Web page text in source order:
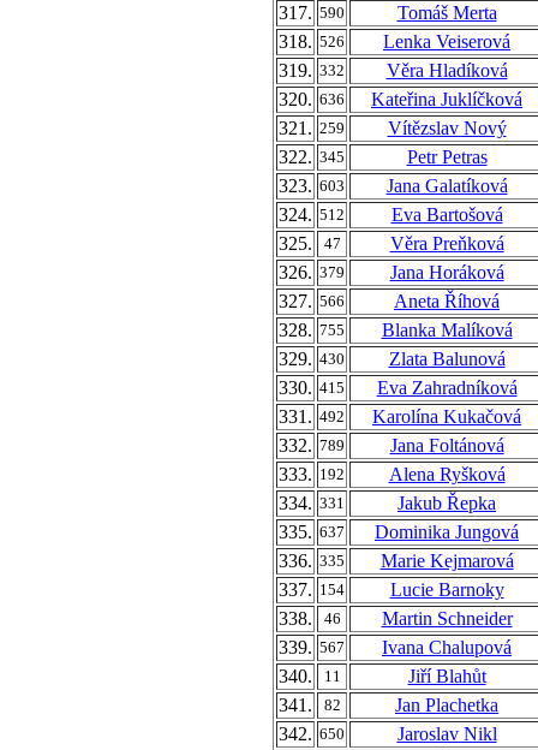
317. 590
Tomáš Merta
318. 526
Lenka Veiserová
319. 332
Věra Hladíková
320. 636
Kateřina Juklíčková
321. 259
Vítězslav Nový
322. 345
Petr Petras
323. 603
Jana Galatíková
324. 512
Eva Bartošová
325.
47
Věra Preňková
326. 379
Jana Horáková
327. 566
Aneta Říhová
328. 755
Blanka Malíková
329. 430
Zlata Balunová
330. 415
Eva Zahradníková
331. 492
Karolína Kukačová
332. 789
Jana Foltánová
333. 192
Alena Ryšková
334. 331
Jakub Řepka
335. 637
Dominika Jungová
336. 335
Marie Kejmarová
337. 154
Lucie Barnoky
338.
46
Martin Schneider
339. 567
Ivana Chalupová
340.
11
Jiří Blahůt
341.
82
Jan Plachetka
342. 650
Jaroslav Nikl